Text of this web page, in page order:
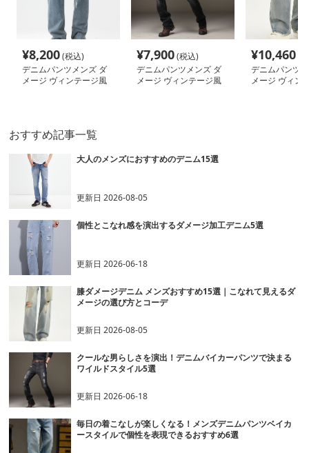
¥8,200(税込)
デニムパンツメンズ ダ
メージ ヴィンテージ風
¥7,900(税込)
デニムパンツメンズ ダ
メージ ヴィンテージ風
¥10,460
デニムパンツ
メージ ヴィン
おすすめ記事一覧
大人のメンズにおすすめのデニム15選
更新日2026-08-05
個性とこなれ感を演出するダメージ加工デニム5選
更新日2026-06-18
膝ダメージデニム メンズおすすめ15選｜こなれて見えるダ
メージの選び方とコーデ
更新日2026-08-05
クールな男らしさを演出！デニムバイカーパンツで決まる
ワイルドスタイル5選
更新日2026-06-18
毎日の着こなしが楽しくなる！メンズデニムパンツベイカ
ースタイルで個性を表現できるおすすめ6選